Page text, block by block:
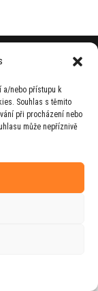
a/nebo přístupu k
Souhlas s těmito
při procházení nebo
může nepříznivě
Jiřího
s
.